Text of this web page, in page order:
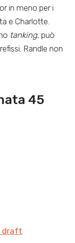
in meno per i
e Charlotte.
tanking, può
Randle non
45
draft